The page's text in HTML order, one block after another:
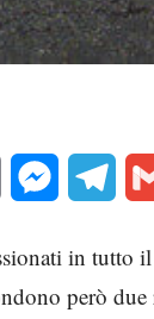
Email Messenger
in tutto
però